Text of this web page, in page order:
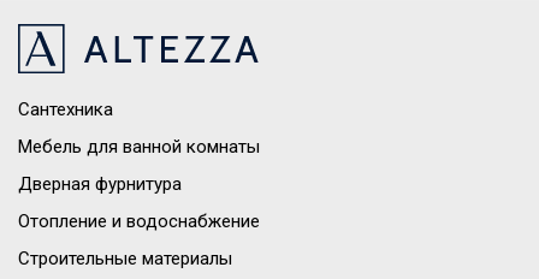
Сантехника
Мебель для ванной комнаты
Дверная фурнитура
Отопление и водоснабжение
Строительные материалы